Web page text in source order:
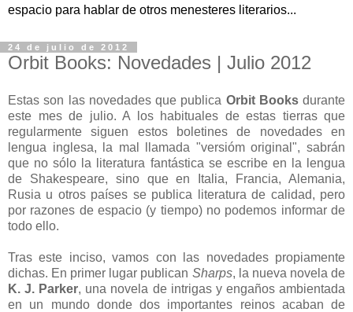
espacio para hablar de otros menesteres literarios...
24 de julio de 2012
Orbit Books: Novedades | Julio 2012
Estas son las novedades que publica Orbit Booksdurante
este mes de julio. A los habituales de estas tierras que
regularmente siguen estos boletines de novedades en
lengua inglesa, la mal llamada "versióm original", sabrán
que no sólo la literatura fantástica se escribe en la lengua
de Shakespeare, sino que en Italia, Francia, Alemania,
Rusia u otros países se publica literatura de calidad, pero
por razones de espacio (y tiempo) no podemos informar de
todo ello.
Tras este inciso, vamos con las novedades propiamente
dichas. En primer lugar publican Sharps, la nueva novela de
K. J. Parker, una novela de intrigas y engaños ambientada
en un mundo donde dos importantes reinos acaban de